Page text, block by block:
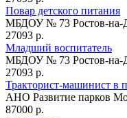
Повар детского питания
МБДОУ № 73 Ростов-на-
27093 р.
Младший воспитатель
МБДОУ № 73 Ростов-на-
27093 р.
Тракторист-машинист в
АНО Развитие парков
87000 р.